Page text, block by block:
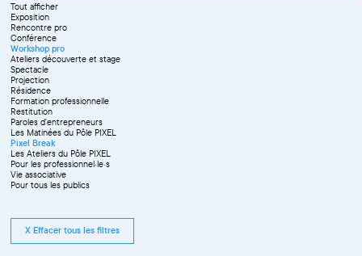
Tout afficher
Exposition
Rencontre pro
Conférence
Workshop pro
Ateliers découverte et stage
Spectacle
Projection
Résidence
Formation professionnelle
Restitution
Paroles d'entrepreneurs
Les Matinées du Pôle PIXEL
Pixel Break
Les Ateliers du Pôle PIXEL
Pour les professionnel·le·s
Vie associative
Pour tous les publics
X Effacer tous les filtres